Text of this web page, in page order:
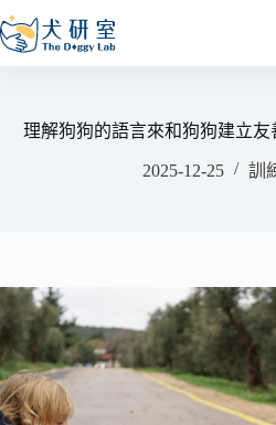
理解狗狗的語言來和狗狗建立友
2025-12-25 訓